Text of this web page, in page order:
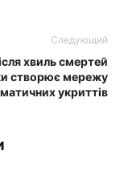
Следующий
хвиль смертей
створює мережу
укриттів